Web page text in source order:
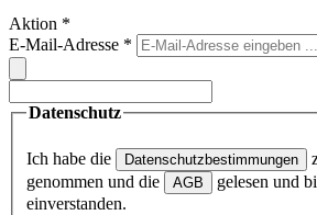
Aktion *
E-Mail-Adresse *
Datenschutz
Ich habe die Datenschutzbestimmungen
genommen und die
AGB
gelesen und
einverstanden.